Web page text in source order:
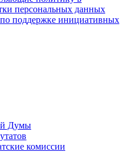
персональных данных
поддержке инициативных
Думы
комиссии